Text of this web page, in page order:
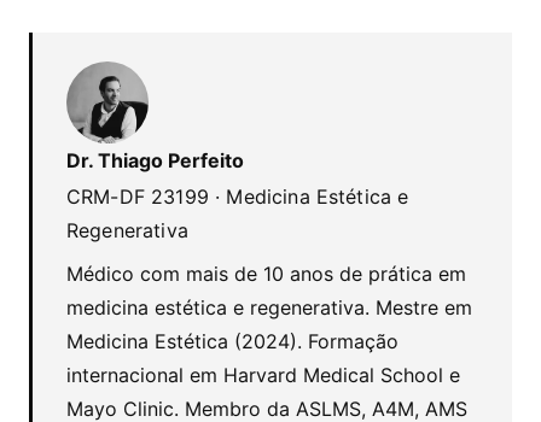
Dr. Thiago Perfeito
CRM-DF 23199 · Medicina Estética e
Regenerativa
Médico com mais de 10 anos de prática em
medicina estética e regenerativa. Mestre em
Medicina Estética (2024). Formação
internacional em Harvard Medical School e
Mayo Clinic. Membro da ASLMS, A4M, AMS